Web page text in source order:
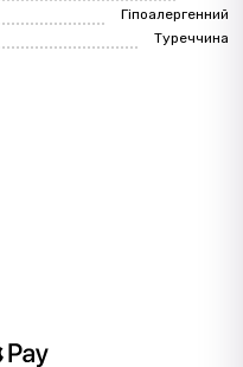
Гіпоалергенний
Туреччина